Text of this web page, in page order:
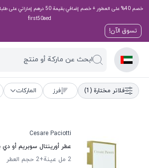
خصم 40% على العطور + خصم إضافي
first50aed
تسوق الآن!
ابحث عن ماركة أو منتج
فلاتر مختارة (1) فرز الماركات
Cesare Paciotti
عطر أورينتال سوبريم أو دي
2 مل عينة
+2
حجم العطر